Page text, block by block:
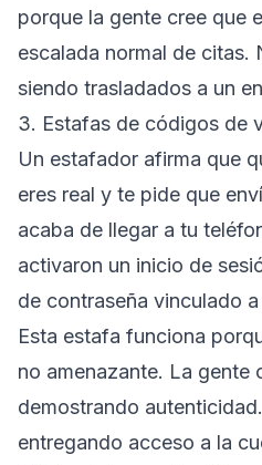
porque la gente cree que
escalada normal de citas.
siendo trasladados a un
3. Estafas de códigos de
Un estafador afirma que
eres real y te pide que
acaba de llegar a tu
activaron un inicio de
de contraseña vinculado
Esta estafa funciona
no amenazante. La gente
demostrando
entregando acceso a la